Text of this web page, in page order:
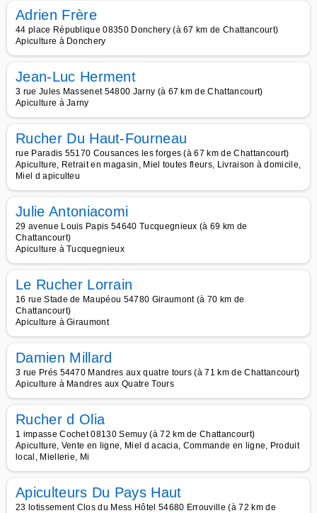
Adrien Frère
44 place République 08350 Donchery (à 67 km de Chattancourt)
Apiculture à Donchery
Jean-Luc Herment
3 rue Jules Massenet 54800 Jarny (à 67 km de Chattancourt)
Apiculture à Jarny
Rucher Du Haut-Fourneau
rue Paradis 55170 Cousances les forges (à 67 km de Chattancourt)
Apiculture, Retrait en magasin, Miel toutes fleurs, Livraison à domicile,
Miel d apiculteu
Julie Antoniacomi
29 avenue Louis Papis 54640 Tucquegnieux (à 69 km de
Chattancourt)
Apiculture à Tucquegnieux
Le Rucher Lorrain
16 rue Stade de Maupéou 54780 Giraumont (à 70 km de
Chattancourt)
Apiculture à Giraumont
Damien Millard
3 rue Prés 54470 Mandres aux quatre tours (à 71 km de Chattancourt)
Apiculture à Mandres aux Quatre Tours
Rucher d Olia
1 impasse Cochet 08130 Semuy (à 72 km de Chattancourt)
Apiculture, Vente en ligne, Miel d acacia, Commande en ligne, Produit
local, Miellerie, Mi
Apiculteurs Du Pays Haut
23 lotissement Clos du Mess Hôtel 54680 Errouville (à 72 km de